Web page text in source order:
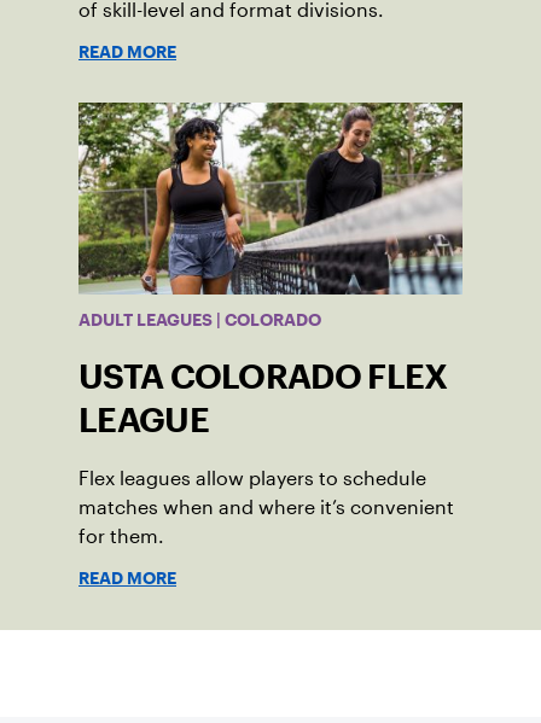
of skill-level and format divisions.
READ MORE
ADULT LEAGUES | COLORADO
USTA COLORADO FLEX
LEAGUE
Flex leagues allow players to schedule
matches when and where it’s convenient
for them.
READ MORE